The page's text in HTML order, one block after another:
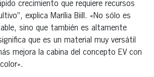
crecimiento que requiere recursos
explica Marília Biill. «No sólo es
sino que también es altamente
que es un material muy versátil
mejora la cabina del concepto EV con